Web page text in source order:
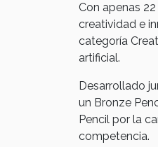
Con apenas
creatividad e
categoría
artificial.
Desarrollado
un Bronze
Pencil por la
competencia.